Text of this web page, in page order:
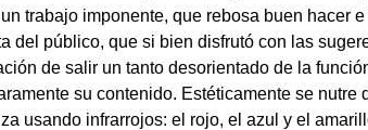
trabajo imponente, que rebosa buen hacer
del público, que si bien disfrutó con las
de salir un tanto desorientado de la
su contenido. Estéticamente se
usando infrarrojos: el rojo, el azul y el